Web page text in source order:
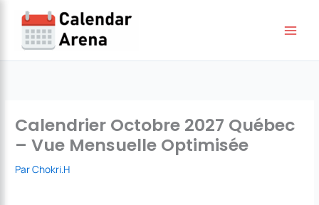
contenu
Calendrier Octobre 2027 Québec
– Vue Mensuelle Optimisée
ParChokri.H